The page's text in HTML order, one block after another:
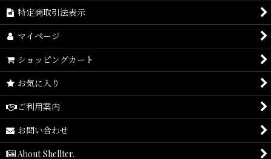
特定商取引法表示
マイページ
ショッピングカート
お気に入り
ご利用案内
お問い合わせ
About Shellter.